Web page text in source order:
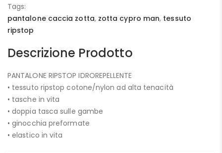
Tags:
pantalone caccia zotta, zotta cypro man, tessuto
ripstop
Descrizione Prodotto
PANTALONE RIPSTOP IDROREPELLENTE
• tessuto ripstop cotone/nylon ad alta tenacità
• tasche in vita
• doppia tasca sulle gambe
• ginocchia preformate
• elastico in vita